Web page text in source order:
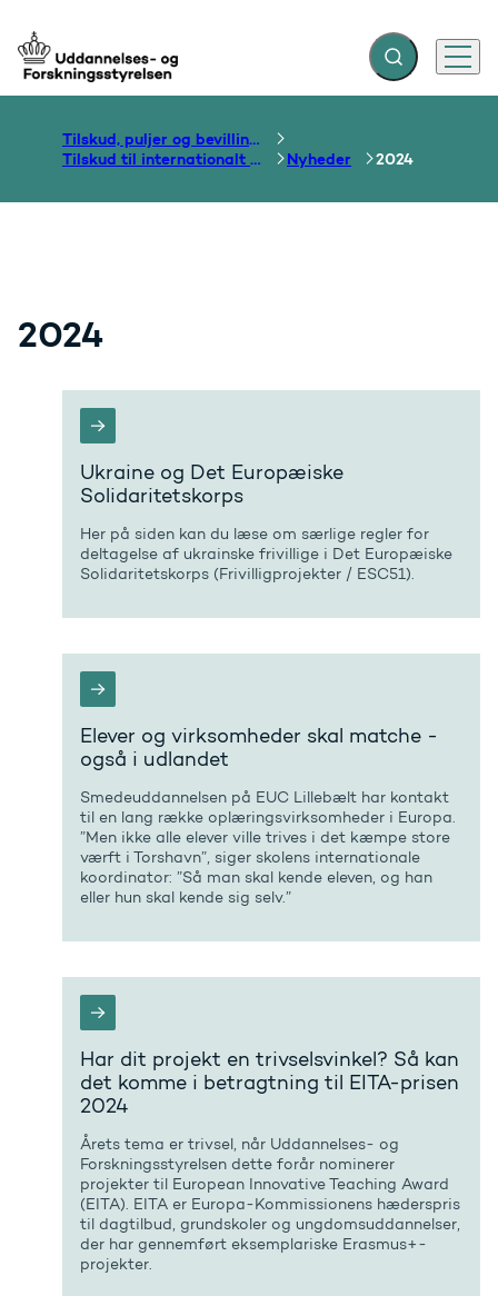
Gå til forsiden Fold søgefelt ud
Menu
Tilskud, puljer og bevillinger
Tilskud til internationalt samarbejde om uddannelse
Nyheder 2024
2024
Ukraine og Det Europæiske
Solidaritetskorps
Her på siden kan du læse om særlige regler for
deltagelse af ukrainske frivillige i Det Europæiske
Solidaritetskorps (Frivilligprojekter / ESC51).
Elever og virksomheder skal matche -
også i udlandet
Smedeuddannelsen på EUC Lillebælt har kontakt
til en lang række oplæringsvirksomheder i Europa.
”Men ikke alle elever ville trives i det kæmpe store
værft i Torshavn”, siger skolens internationale
koordinator: ”Så man skal kende eleven, og han
eller hun skal kende sig selv.”
Har dit projekt en trivselsvinkel? Så kan
det komme i betragtning til EITA-prisen
2024
Årets tema er trivsel, når Uddannelses- og
Forskningsstyrelsen dette forår nominerer
projekter til European Innovative Teaching Award
(EITA). EITA er Europa-Kommissionens hæderspris
til dagtilbud, grundskoler og ungdomsuddannelser,
der har gennemført eksemplariske Erasmus+-
projekter.